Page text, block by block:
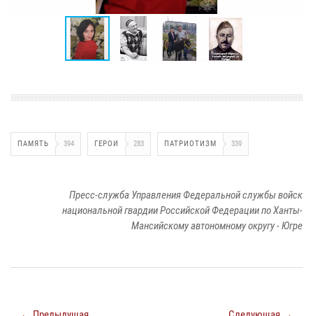
ПАМЯТЬ 394 ГЕРОИ 283 ПАТРИОТИЗМ 339
Пресс-служба Управления Федеральной службы войск
национальной гвардии Российской Федерации по Ханты-
Мансийскому автономному округу - Югре